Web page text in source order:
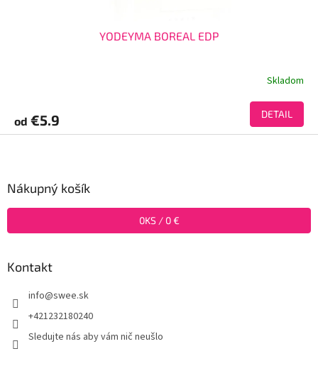
YODEYMA BOREAL EDP
Skladom
od €5.9 DETAIL
Nákupný košík
0KS / 0 €
Kontakt
info@swee.sk
+421232180240
Sledujte nás aby vám nič neušlo